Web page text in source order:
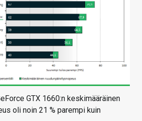
GTX 1660:n keskimääräinen
oli noin 21 % parempi kuin